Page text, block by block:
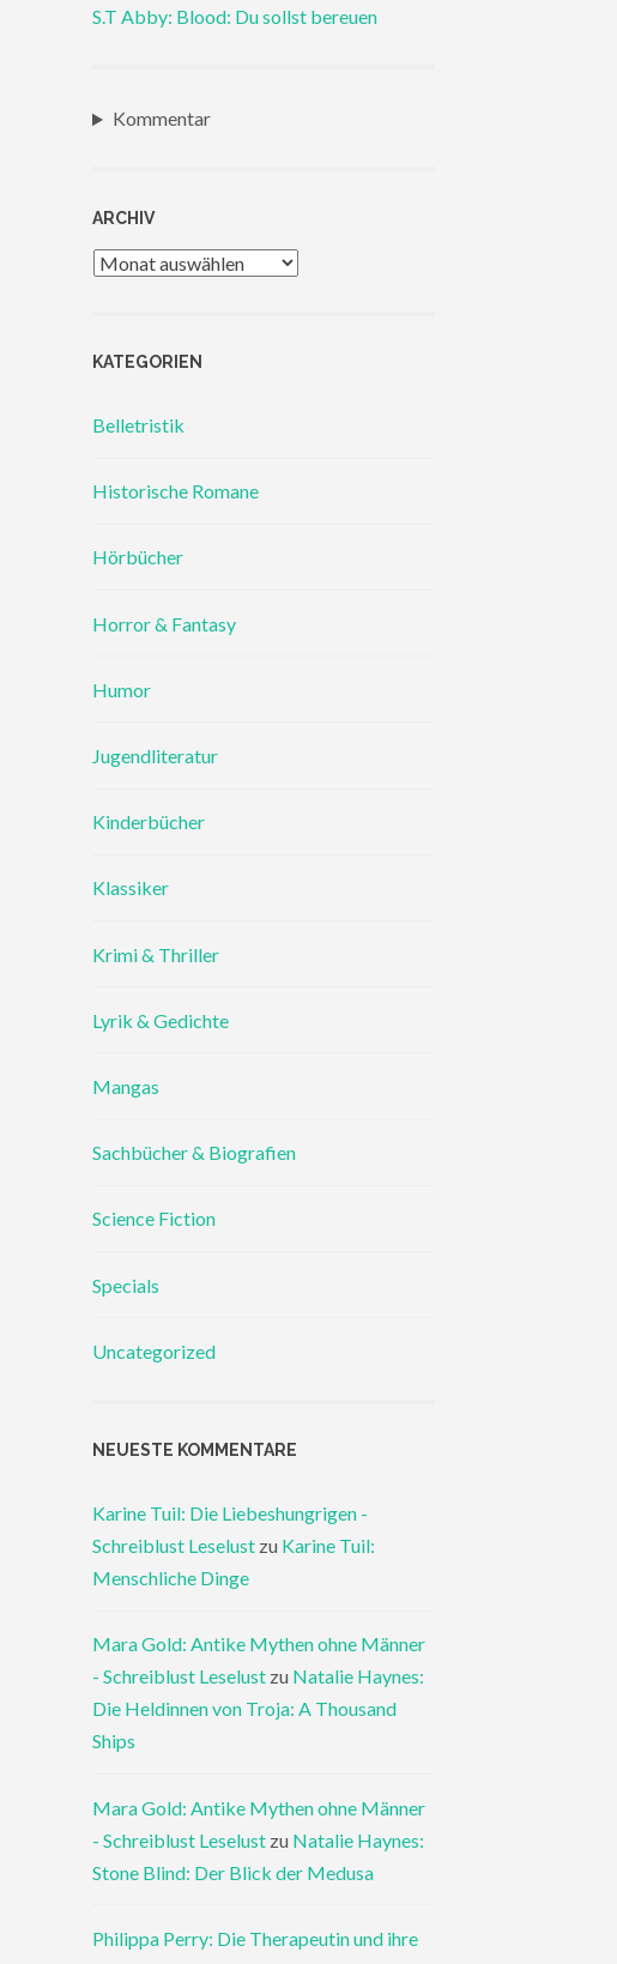
S.T Abby: Blood: Du sollst bereuen
Kommentar
ARCHIV
Archiv
KATEGORIEN
Belletristik
Historische Romane
Hörbücher
Horror & Fantasy
Humor
Jugendliteratur
Kinderbücher
Klassiker
Krimi & Thriller
Lyrik & Gedichte
Mangas
Sachbücher & Biografien
Science Fiction
Specials
Uncategorized
NEUESTE KOMMENTARE
Karine Tuil: Die Liebeshungrigen -
Schreiblust Leselust zu Karine Tuil:
Menschliche Dinge
Mara Gold: Antike Mythen ohne Männer
- Schreiblust Leselust zu Natalie Haynes:
Die Heldinnen von Troja: A Thousand
Ships
Mara Gold: Antike Mythen ohne Männer
- Schreiblust Leselust zu Natalie Haynes:
Stone Blind: Der Blick der Medusa
Philippa Perry: Die Therapeutin und ihre